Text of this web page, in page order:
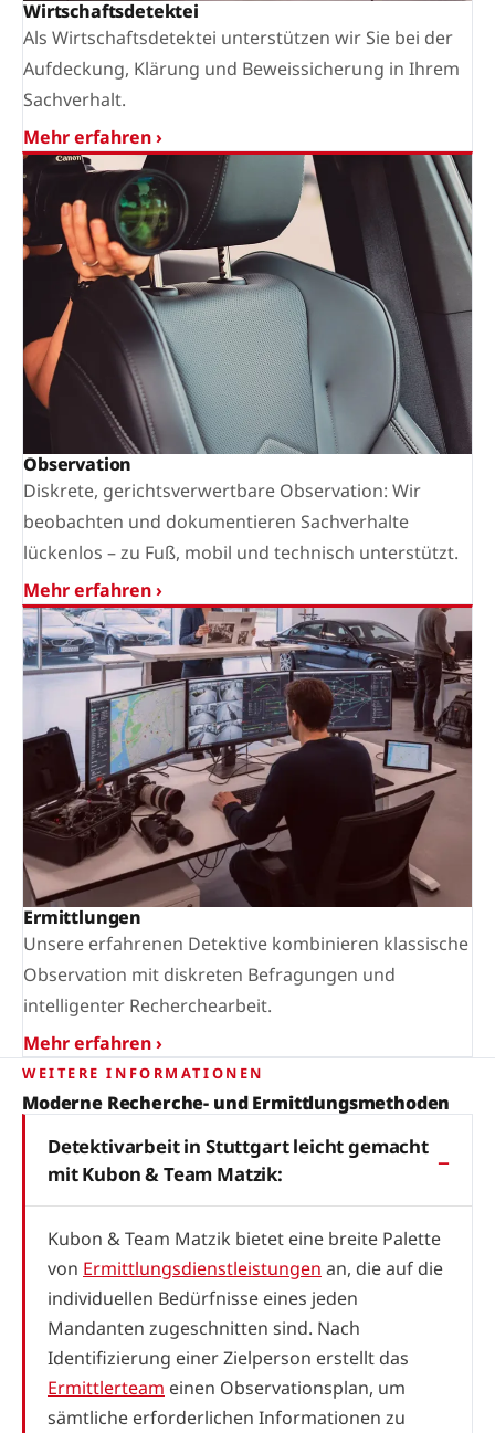
Wirtschaftsdetektei
Als Wirtschaftsdetektei unterstützen wir Sie bei der
Aufdeckung, Klärung und Beweissicherung in Ihrem
Sachverhalt.
Mehr erfahren ›
Observation
Diskrete, gerichtsverwertbare Observation: Wir
beobachten und dokumentieren Sachverhalte
lückenlos – zu Fuß, mobil und technisch unterstützt.
Mehr erfahren ›
Ermittlungen
Unsere erfahrenen Detektive kombinieren klassische
Observation mit diskreten Befragungen und
intelligenter Recherchearbeit.
Mehr erfahren ›
WEITERE INFORMATIONEN
Moderne Recherche- und Ermittlungsmethoden
Detektivarbeit in Stuttgart leicht gemacht
mit Kubon & Team Matzik:
Kubon & Team Matzik bietet eine breite Palette
von Ermittlungsdienstleistungen an, die auf die
individuellen Bedürfnisse eines jeden
Mandanten zugeschnitten sind. Nach
Identifizierung einer Zielperson erstellt das
Ermittlerteam einen Observationsplan, um
sämtliche erforderlichen Informationen zu